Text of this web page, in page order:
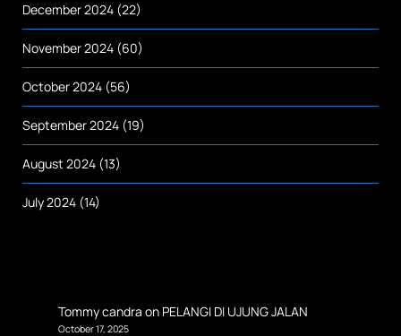
December 2024 (22)
November 2024 (60)
October 2024 (56)
September 2024 (19)
August 2024 (13)
July 2024 (14)
Tommy candra on PELANGI DI UJUNG JALAN
October 17, 2025